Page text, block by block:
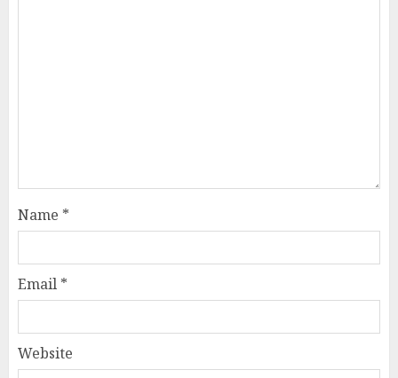
Name *
Email *
Website